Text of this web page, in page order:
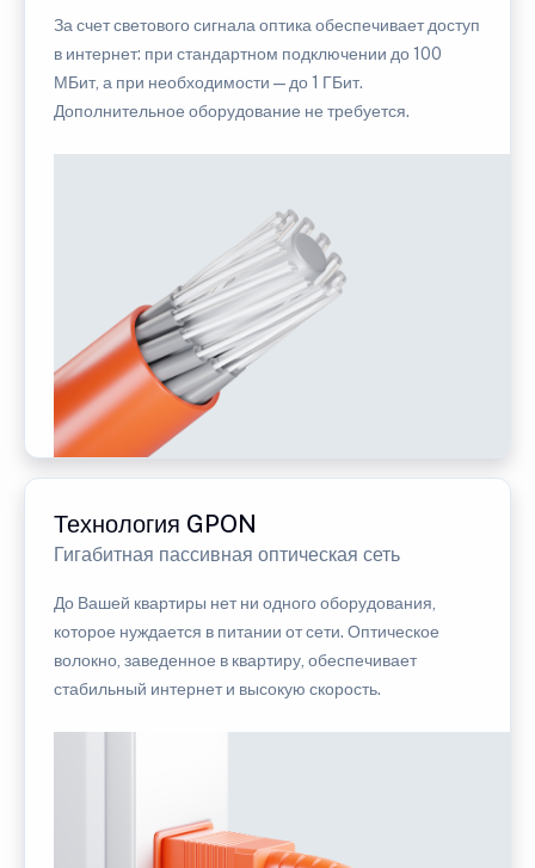
За счет светового сигнала оптика обеспечивает доступ
в интернет: при стандартном подключении до 100
МБит, а при необходимости — до 1 ГБит.
Дополнительное оборудование не требуется.
Технология GPON
Гигабитная пассивная оптическая сеть
До Вашей квартиры нет ни одного оборудования,
которое нуждается в питании от сети. Оптическое
волокно, заведенное в квартиру, обеспечивает
стабильный интернет и высокую скорость.